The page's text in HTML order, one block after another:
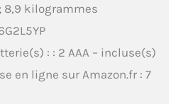
8,9 kilogrammes
: : 2 AAA – incluse(s)
en ligne sur Amazon.fr : 7